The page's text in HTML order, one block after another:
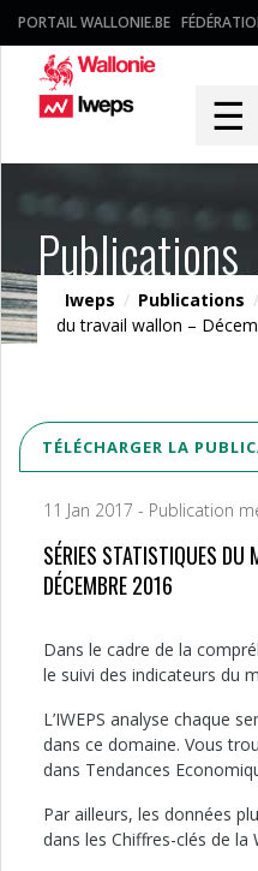
PORTAIL WALLONIE.BE
☰
Publications
Iweps / Publications /
du travail wallon –
TÉLÉCHARGER LA
11 Jan 2017 - Publication
SÉRIES STATISTIQUES
DÉCEMBRE 2016
Dans le cadre de la
le suivi des indicateurs du
L’IWEPS analyse chaque
dans ce domaine. Vous
dans Tendances
Par ailleurs, les données
dans les Chiffres-clés de la